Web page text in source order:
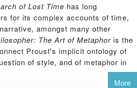
of Lost Time has long
for its complex accounts of time,
amongst many other
The Art of Metaphor is the
Proust's implicit ontology of
of style, and of metaphor in
More